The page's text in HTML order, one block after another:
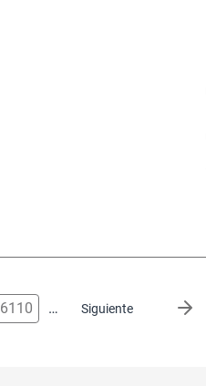
6110 … Siguiente
Siguiente página